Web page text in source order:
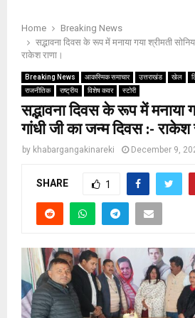
Home
Breaking News
सद्भावना दिवस के रूप में मनाया गया श्रीमती
राकेश राणा।
Breaking News आकस्मिक समाचार उत्तराखंड खेल
राजनीतिक
राष्ट्रीय विशेष कवर स्टोरी
सद्भावना दिवस के रूप में मनाया
गांधी जी का जन्म दिवस :- राकेश
by khabargangakinareki December 9,
SHARE 1